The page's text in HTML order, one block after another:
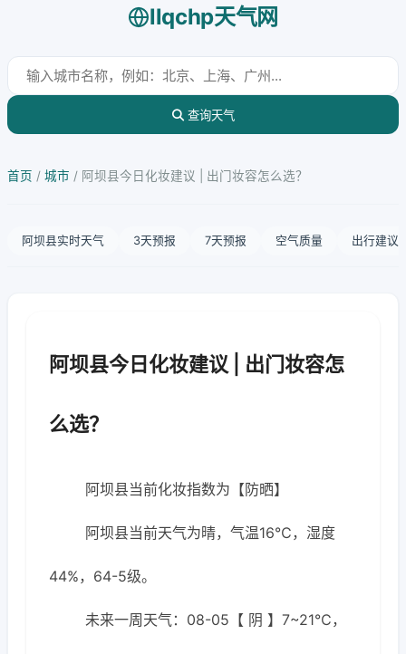
llqchp天气网
查询天气
首页 / 城市 / 阿坝县今日化妆建议 | 出门妆容怎么选？
阿坝县实时天气 3天预报 7天预报 空气质量 出行建议
阿坝县今日化妆建议 | 出门妆容怎
么选？
阿坝县当前化妆指数为【防晒】
阿坝县当前天气为晴，气温16℃，湿度
44%，64-5级。
未来一周天气：08-05【 阴 】7~21℃，